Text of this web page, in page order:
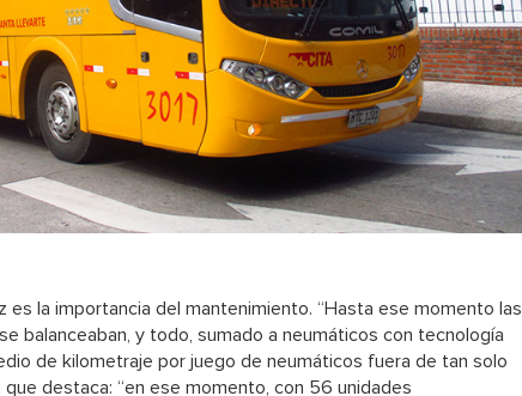
es la importancia del mantenimiento. “Hasta ese momento las
balanceaban, y todo, sumado a neumáticos con tecnología
de kilometraje por juego de neumáticos fuera de tan solo
destaca: “en ese momento, con 56 unidades